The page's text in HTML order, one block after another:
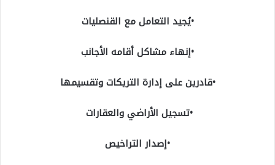
•يُجيد التعامل مع القنصليات
•إنهاء مشاكل أقامه الأجانب
•قادرين على إدارة التريكات وتقسيمها
•تسجيل الأراضي والعقارات
•إصدار التراخيص